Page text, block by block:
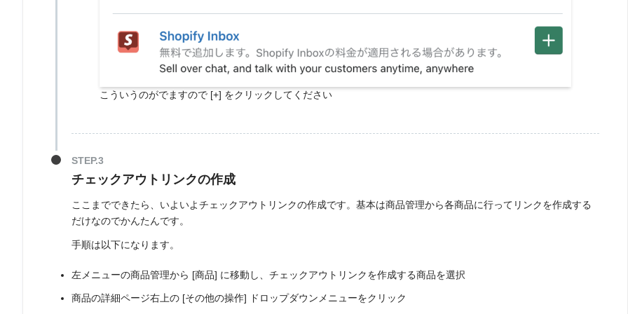
こういうのがでますので [+] をクリックしてください
チェックアウトリンクの作成
ここまでできたら、いよいよチェックアウトリンクの作成です。基本は商品管理から各商品に行ってリンクを作成する
だけなのでかんたんです。
手順は以下になります。
左メニューの商品管理から [商品] に移動し、チェックアウトリンクを作成する商品を選択
商品の詳細ページ右上の [その他の操作] ドロップダウンメニューをクリック